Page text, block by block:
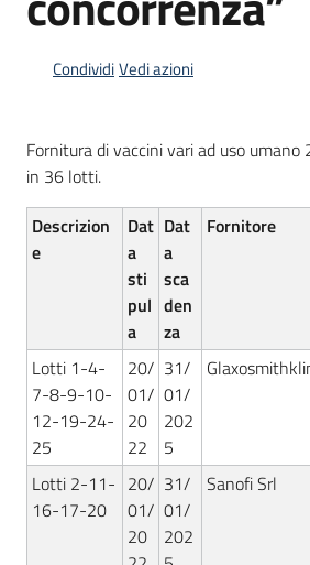
strumenti
di
acquisto
Supporto
Piattaforme
telematiche
English
site
CondividiVedi azioni
Fornitura di vaccini vari ad uso
in 36 lotti.
Descrizion
e
Dat
a
sti
pul
a
Dat
a
sca
den
za
Fornitore
Lotti 1-4-
7-8-9-10-
12-19-24-
25
20/
01/
20
22
31/
01/
202
5
Lotti 2-11-
16-17-20
20/
01/
20
31/
01/
202
Sanofi Srl